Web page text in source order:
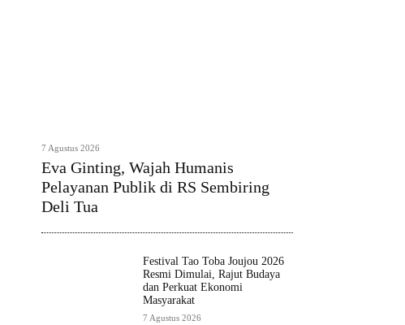
7 Agustus 2026
Eva Ginting, Wajah Humanis
Pelayanan Publik di RS Sembiring
Deli Tua
Festival Tao Toba Joujou 2026
Resmi Dimulai, Rajut Budaya
dan Perkuat Ekonomi
Masyarakat
7 Agustus 2026